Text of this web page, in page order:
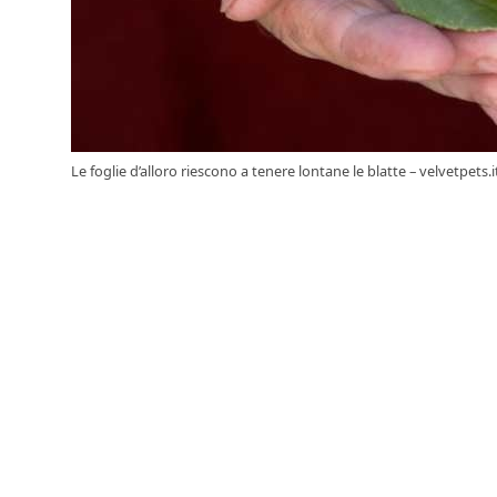
Le foglie d’alloro riescono a tenere lontane le blatte –